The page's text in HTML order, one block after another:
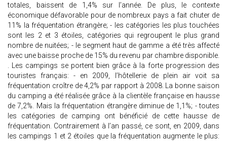
totales, baissent de 1,4% sur l’année. De plus, le contexte
économique défavorable pour de nombreux pays a fait chuter de
11% la fréquentation étrangère; - les catégories les plus touchées
sont les 2 et 3 étoiles, catégories qui regroupent le plus grand
nombre de nuitées; - le segment haut de gamme a été très affecté
avec une baisse proche de 15% du revenu par chambre disponible.
. Les campings se portent bien grâce à la forte progression des
touristes français: - en 2009, l’hôtellerie de plein air voit sa
fréquentation croître de 4,2% par rapport à 2008. La bonne saison
du camping a été réalisée grâce à la clientèle française en hausse
de 7,2%. Mais la fréquentation étrangère diminue de 1,1%; - toutes
les catégories de camping ont bénéficié de cette hausse de
fréquentation. Contrairement à l’an passé, ce sont, en 2009, dans
les campings 1 et 2 étoiles que la fréquentation augmente le plus: